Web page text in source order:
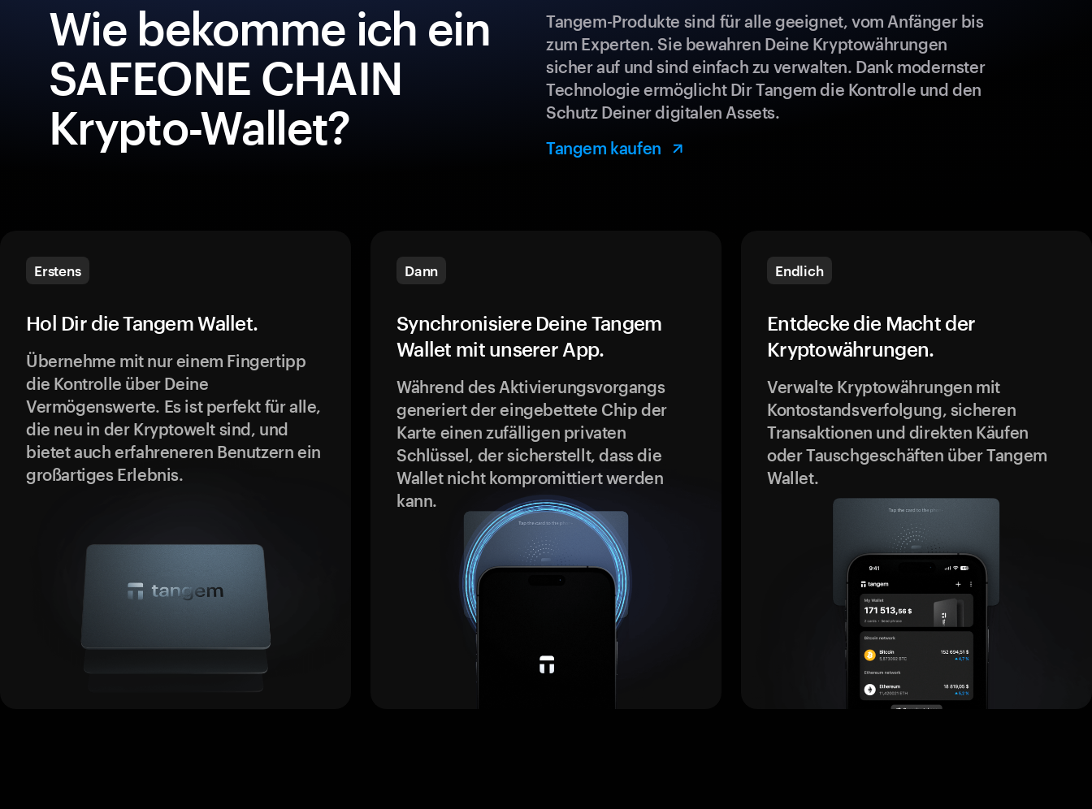
Wie bekomme ich ein
SAFEONE CHAIN
Krypto-Wallet?
Tangem-Produkte sind für alle geeignet, vom Anfänger bis
zum Experten. Sie bewahren Deine Kryptowährungen
sicher auf und sind einfach zu verwalten. Dank modernster
Technologie ermöglicht Dir Tangem die Kontrolle und den
Schutz Deiner digitalen Assets.
Tangem kaufen
Erstens
Hol Dir die Tangem Wallet.
Übernehme mit nur einem Fingertipp
die Kontrolle über Deine
Vermögenswerte. Es ist perfekt für alle,
die neu in der Kryptowelt sind, und
bietet auch erfahreneren Benutzern ein
großartiges Erlebnis.
Dann
Synchronisiere Deine Tangem
Wallet mit unserer App.
Während des Aktivierungsvorgangs
generiert der eingebettete Chip der
Karte einen zufälligen privaten
Schlüssel, der sicherstellt, dass die
Wallet nicht kompromittiert werden
kann.
Endlich
Entdecke die Macht der
Kryptowährungen.
Verwalte Kryptowährungen mit
Kontostandsverfolgung, sicheren
Transaktionen und direkten Käufen
oder Tauschgeschäften über Tangem
Wallet.